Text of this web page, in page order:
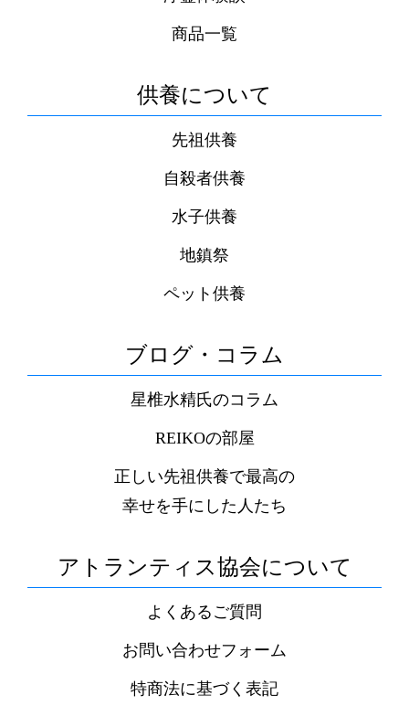
商品一覧
供養について
先祖供養
自殺者供養
水子供養
地鎮祭
ペット供養
ブログ・コラム
星椎水精氏のコラム
REIKOの部屋
正しい先祖供養で最高の
幸せを手にした人たち
アトランティス協会について
よくあるご質問
お問い合わせフォーム
特商法に基づく表記